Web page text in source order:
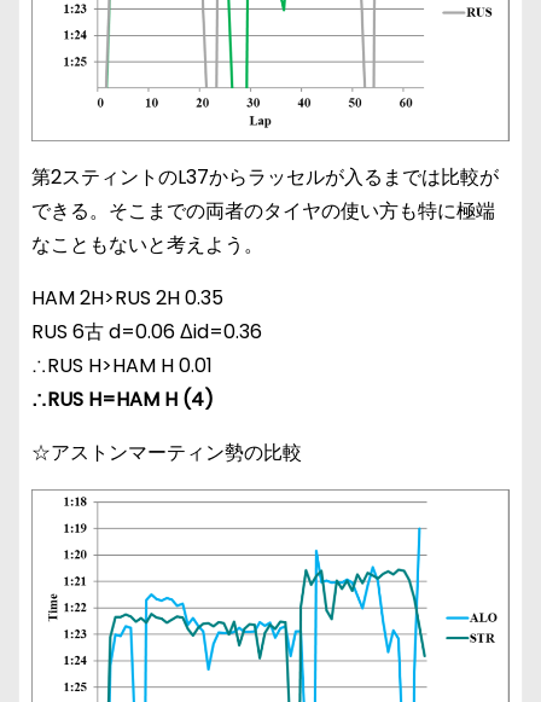
第2スティントのL37からラッセルが入るまでは比較が
できる。そこまでの両者のタイヤの使い方も特に極端
なこともないと考えよう。
HAM 2H>RUS 2H 0.35
RUS 6古 d=0.06 Δid=0.36
∴RUS H>HAM H 0.01
∴RUS H=HAM H (4)
☆アストンマーティン勢の比較